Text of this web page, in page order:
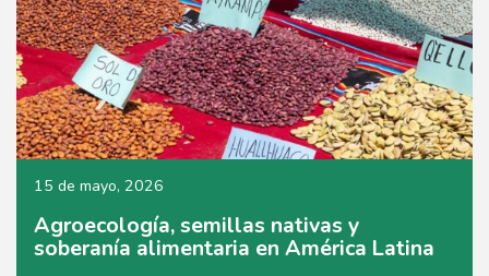
15 de mayo, 2026
Agroecología, semillas nativas y
soberanía alimentaria en América Latina